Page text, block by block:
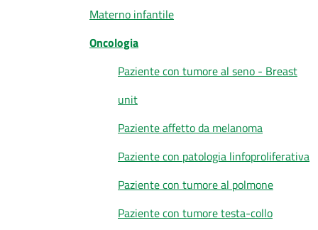
Materno infantile
Oncologia
Paziente con tumore al seno - Breast
unit
Paziente affetto da melanoma
Paziente con patologia linfoproliferativa
Paziente con tumore al polmone
Paziente con tumore testa-collo